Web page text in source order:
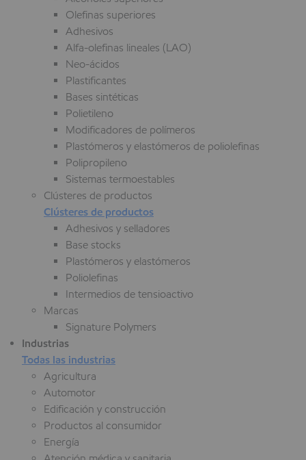
Olefinas superiores
Adhesivos
Alfa-olefinas lineales (LAO)
Neo-ácidos
Plastificantes
Bases sintéticas
Polietileno
Modificadores de polímeros
Plastómeros y elastómeros de poliolefinas
Polipropileno
Sistemas termoestables
Clústeres de productos
Clústeres de productos
Adhesivos y selladores
Base stocks
Plastómeros y elastómeros
Poliolefinas
Intermedios de tensioactivo
Marcas
Signature Polymers
Industrias
Todas las industrias
Agricultura
Automotor
Edificación y construcción
Productos al consumidor
Energía